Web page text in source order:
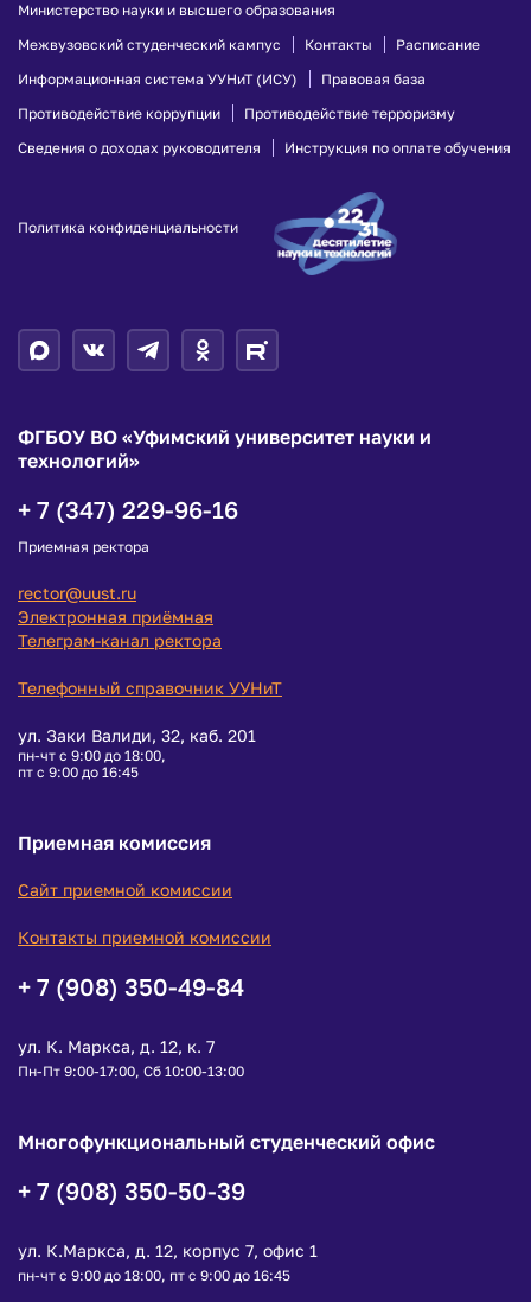
Министерство науки и высшего образования
Межвузовский студенческий кампус
Контакты
Расписание
Информационная система УУНиТ (ИСУ)
Правовая база
Противодействие коррупции
Противодействие терроризму
Сведения о доходах руководителя
Инструкция по оплате обучения
Политика конфиденциальности
ФГБОУ ВО «Уфимский университет науки и
технологий»
+ 7 (347) 229-96-16
Приемная ректора
rector@uust.ru
Электронная приёмная
Телеграм-канал ректора
Телефонный справочник УУНиТ
ул. Заки Валиди, 32, каб. 201
пн-чт с 9:00 до 18:00,
пт с 9:00 до 16:45
Приемная комиссия
Сайт приемной комиссии
Контакты приемной комиссии
+ 7 (908) 350-49-84
ул. К. Маркса, д. 12, к. 7
Пн-Пт 9:00-17:00, Сб 10:00-13:00
Многофункциональный студенческий офис
+ 7 (908) 350-50-39
ул. К.Маркса, д. 12, корпус 7, офис 1
пн-чт с 9:00 до 18:00, пт с 9:00 до 16:45